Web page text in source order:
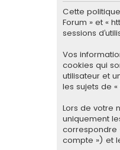
Cette
Forum » et «
sessions
Vos
cookies qui
utilisateur et
les sujets de
Lors de votre
uniquement
correspondre
compte ») et